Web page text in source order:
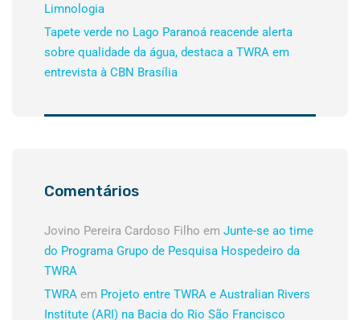
Limnologia
Tapete verde no Lago Paranoá reacende alerta
sobre qualidade da água, destaca a TWRA em
entrevista à CBN Brasília
Comentários
Jovino Pereira Cardoso Filho em Junte-se ao time
do Programa Grupo de Pesquisa Hospedeiro da
TWRA
TWRA em Projeto entre TWRA e Australian Rivers
Institute (ARI) na Bacia do Rio São Francisco